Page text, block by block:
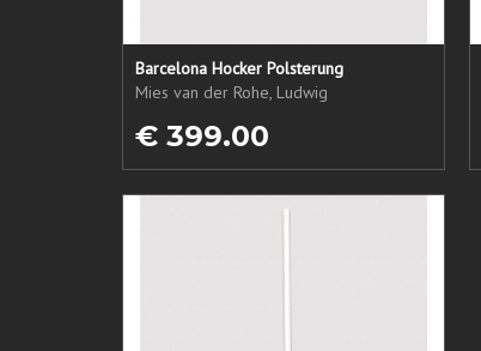
Barcelona Hocker Polsterung
Mies van der Rohe, Ludwig
€ 399.00